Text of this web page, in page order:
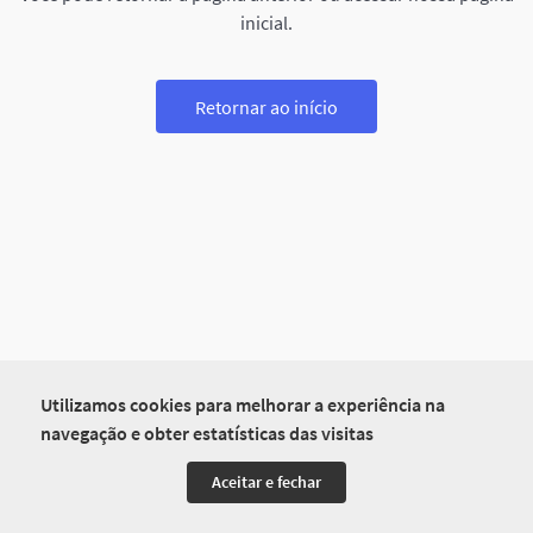
Utilizamos cookies para melhorar a experiência na
navegação e obter estatísticas das visitas
Aceitar e fechar
inicial.
Retornar ao início